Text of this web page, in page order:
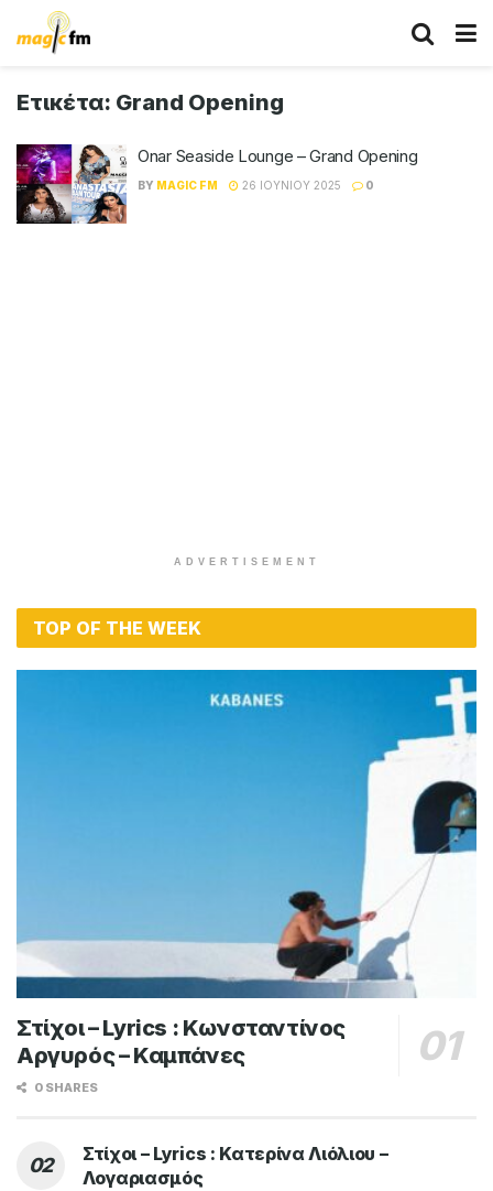
Ετικέτα: Grand Opening
Onar Seaside Lounge – Grand Opening
BY MAGIC FM 26 ΙΟΥΝΊΟΥ 2025 0
ADVERTISEMENT
TOP OF THE WEEK
Στίχοι – Lyrics : Κωνσταντίνος
Αργυρός – Καμπάνες
0 SHARES
Στίχοι – Lyrics : Κατερίνα Λιόλιου –
Λογαριασμός